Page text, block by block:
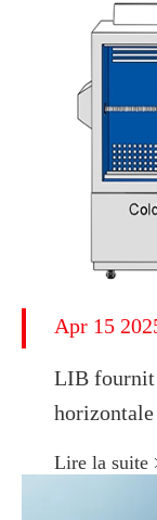
Apr 15
LIB fournit
horizontale
Lire la suite